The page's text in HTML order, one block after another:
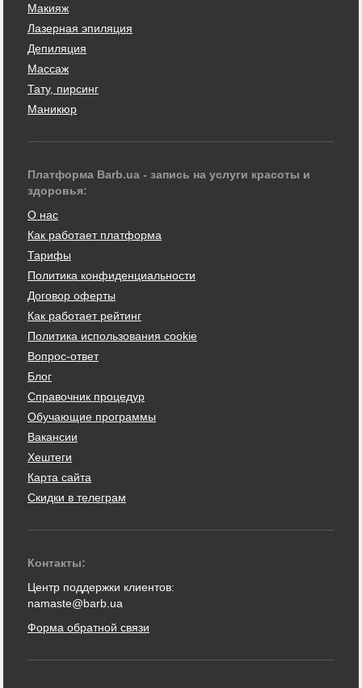
Макияж
Лазерная эпиляция
Депиляция
Массаж
Тату, пирсинг
Маникюр
Платформа Barb.ua - запись на услуги красоты и
здоровья:
О нас
Как работает платформа
Тарифы
Политика конфиденциальности
Договор оферты
Как работает рейтинг
Политика использования cookie
Вопрос-ответ
Блог
Справочник процедур
Обучающие программы
Вакансии
Хештеги
Карта сайта
Скидки в телеграм
Контакты:
Центр поддержки клиентов:
namaste@barb.ua
Форма обратной связи